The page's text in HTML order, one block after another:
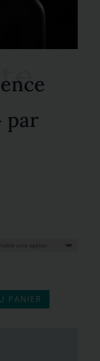
par
PANIER